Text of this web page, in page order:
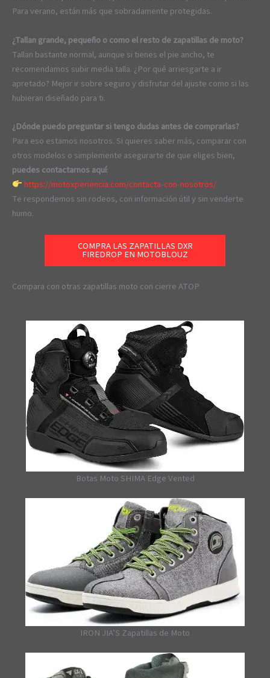
Para verano, están más que sobradamente protegidas.
¿Tallan grande, pequeño o como el resto de zapatillas de moto?
Tallan bastante normal, aunque si tienes el pie ancho, te
recomendamos subir media talla. ¿Por qué arriesgarte a ir
apretado? Mejor ir sobre seguro y disfrutar del ajuste como si las
hubieran diseñado para ti.
¿Dónde puedo preguntar si tengo dudas antes de comprarlas?
Para eso estamos nosotros. Si quieres saber más, comparar con
otros modelos o simplemente asegurarte de que eliges bien,
puedes contactarnos aquí:
https://motoxperiencia.com/contacta-con-nosotros/
Te respondemos sin rodeos, con información útil y sin venderte
humo.
COMPRA LAS ZAPATILLAS DXR
FIREDROP EN MOTOBLOUZ
Compara con otras zapatillas moto con cierre ATOP
Botas Moto SHIMA Edge Vented
IRON JIA’S Zapatillas de Moto